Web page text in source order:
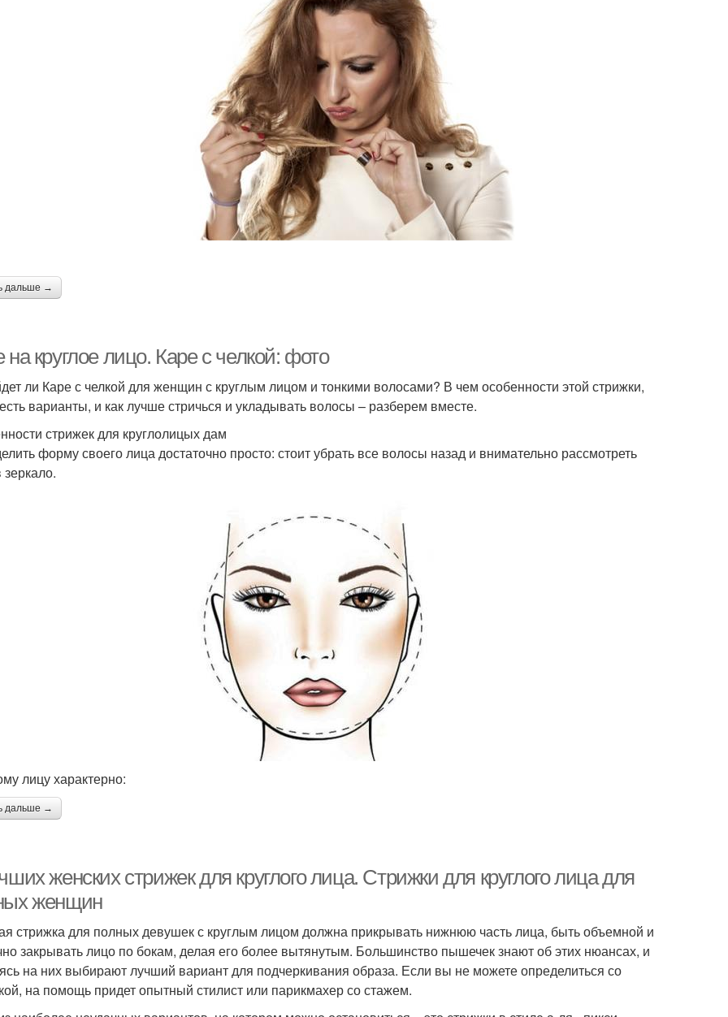
дальше →
на круглое лицо. Каре с челкой: фото
ли Каре с челкой для женщин с круглым лицом и тонкими волосами? В чем особенности этой стрижки,
варианты, и как лучше стричься и укладывать волосы – разберем вместе.
стрижек для круглолицых дам
форму своего лица достаточно просто: стоит убрать все волосы назад и внимательно рассмотреть
лицу характерно:
дальше →
женских стрижек для круглого лица. Стрижки для круглого лица для
женщин
стрижка для полных девушек с круглым лицом должна прикрывать нижнюю часть лица, быть объемной и
закрывать лицо по бокам, делая его более вытянутым. Большинство пышечек знают об этих нюансах, и
на них выбирают лучший вариант для подчеркивания образа. Если вы не можете определиться со
на помощь придет опытный стилист или парикмахер со стажем.